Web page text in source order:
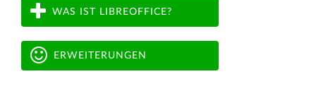
WAS IST LIBREOFFICE?
ERWEITERUNGEN